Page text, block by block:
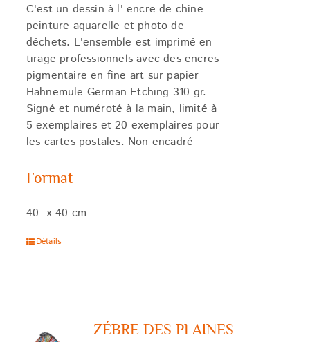
C'est un dessin à l' encre de chine
peinture aquarelle et photo de
déchets. L'ensemble est imprimé en
tirage professionnels avec des encres
pigmentaire en fine art sur papier
Hahnemüle German Etching 310 gr.
Signé et numéroté à la main, limité à
5 exemplaires et 20 exemplaires pour
les cartes postales. Non encadré
Format
40 x 40 cm
Détails
ZÉBRE DES PLAINES